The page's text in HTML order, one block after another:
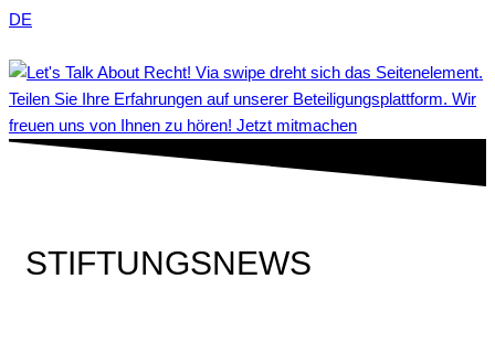
DE
Teilen Sie Ihre Erfahrungen auf unserer Beteiligungsplattform. Wir
freuen uns von Ihnen zu hören! Jetzt mitmachen
STIFTUNGSNEWS